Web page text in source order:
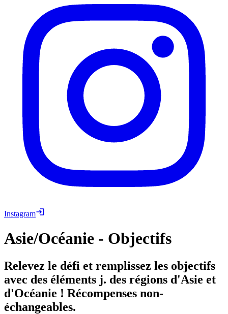
Instagram
Asie/Océanie - Objectifs
Relevez le défi et remplissez les objectifs
avec des éléments j. des régions d'Asie et
d'Océanie ! Récompenses non-
échangeables.